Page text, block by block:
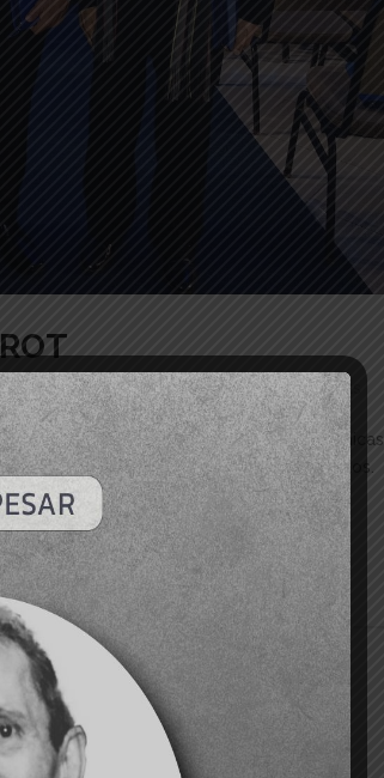
,Uncategorized Comments
05.11.2019, que dispõe sobre normas técnicas
dos Tabeliães de Protesto de Títulos.
Arquivo - Resolução 01 - Clique Aqui!...